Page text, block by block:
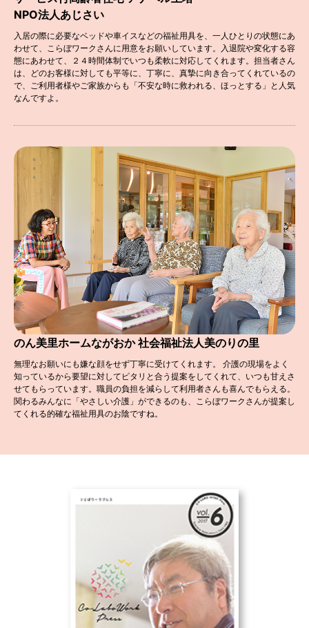
NPO法人あじさい
入居の際に必要なベッドや車イスなどの福祉用具を、一人ひとりの状態にあ
わせて、こらぼワークさんに用意をお願いしています。入退院や変化する容
態にあわせて、２４時間体制でいつも柔軟に対応してくれます。担当者さん
は、どのお客様に対しても平等に、丁寧に、真摯に向き合ってくれているの
で、ご利用者様やご家族からも「不安な時に救われる、ほっとする」と人気
なんですよ。
のん美里ホームながおか社会福祉法人美のりの里
無理なお願いにも嫌な顔をせず丁寧に受けてくれます。 介護の現場をよく
知っているから要望に対してピタリと合う提案をしてくれて、いつも甘えさ
せてもらっています。職員の負担を減らして利用者さんも喜んでもらえる。
関わるみんなに「やさしい介護」ができるのも、こらぼワークさんが提案し
てくれる的確な福祉用具のお陰ですね。